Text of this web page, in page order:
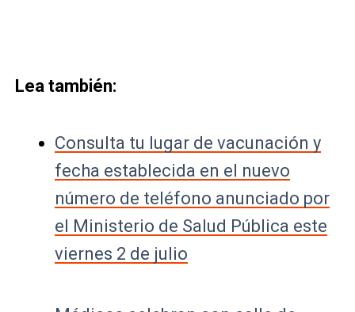
Lea también:
Consulta tu lugar de vacunación y
fecha establecida en el nuevo
número de teléfono anunciado por
el Ministerio de Salud Pública este
viernes 2 de julio